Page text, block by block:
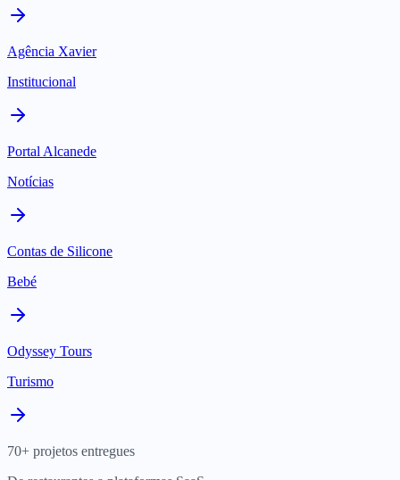
Agência Xavier
Institucional
Portal Alcanede
Notícias
Contas de Silicone
Bebé
Odyssey Tours
Turismo
70+ projetos entregues